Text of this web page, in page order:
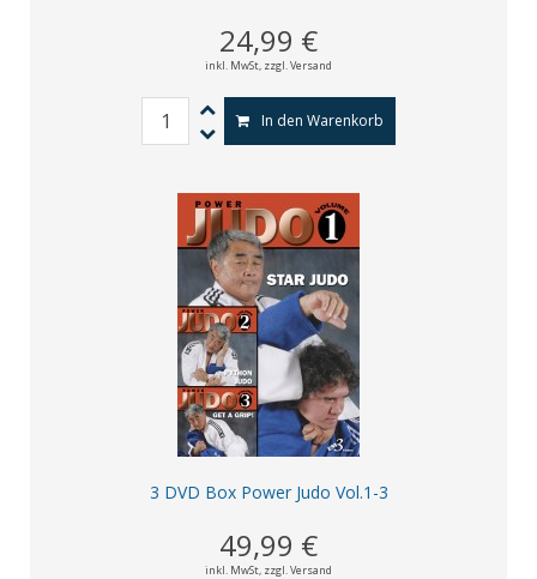
24,99 €
inkl. MwSt, zzgl. Versand
In den Warenkorb
3 DVD Box Power Judo Vol.1-3
49,99 €
inkl. MwSt, zzgl. Versand